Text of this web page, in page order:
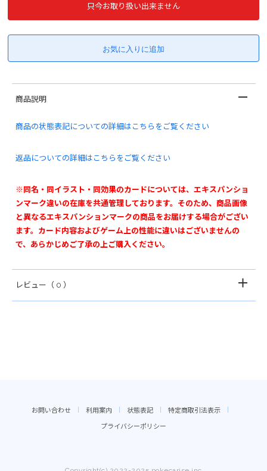
只今お取り扱い出来ません
商品説明
商品の状態表記についての詳細はこちらをご覧ください
返品についての詳細はこちらをご覧ください
※同名・同イラスト・同効果のカードについては、エキスパンショ
ンマーク違いの在庫を共通管理しております。そのため、商品画像
と異なるエキスパンションマークの商品をお届けする場合がござい
ます。カード内容およびゲーム上の性能に違いはございませんの
で、あらかじめご了承の上ご購入ください。
レビュー （ 0 ）
お問い合わせ 利用案内 状態表記 特定商取引法表示
プライバシーポリシー